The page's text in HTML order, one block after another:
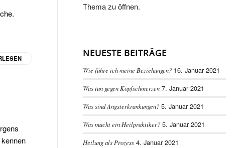
Thema zu öffnen.
NEUESTE BEITRÄGE
Wie führe ich meine Beziehungen? 16. Januar 2021
Was tun gegen Kopfschmerzen 7. Januar 2021
Was sind Angsterkrankungen? 5. Januar 2021
Was macht ein Heilpraktiker? 5. Januar 2021
Heilung als Prozess 4. Januar 2021